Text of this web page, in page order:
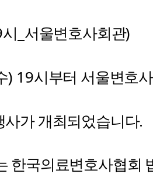
시 서울변호사회관)
) 19시부터 서울변호
사가 개최되었습니다.
한국의료변호사협회